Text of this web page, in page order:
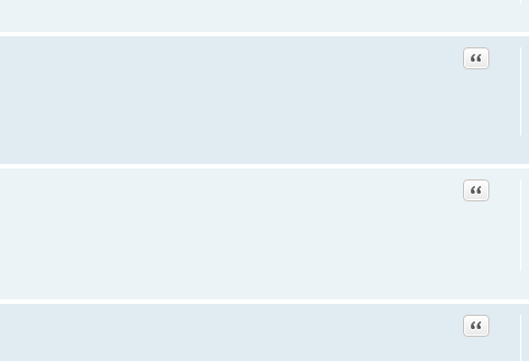
Citation
Citation
Citation